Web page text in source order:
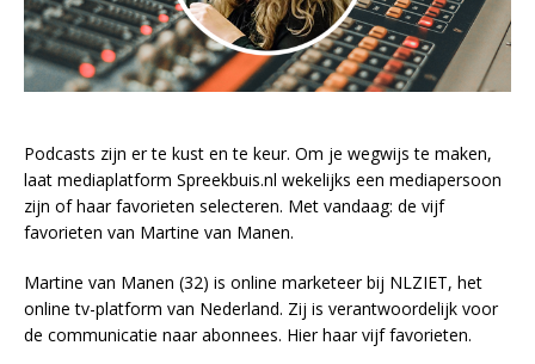
Podcasts zijn er te kust en te keur. Om je wegwijs te maken,
laat mediaplatform Spreekbuis.nl wekelijks een mediapersoon
zijn of haar favorieten selecteren. Met vandaag: de vijf
favorieten van Martine van Manen.
Martine van Manen (32) is online marketeer bij NLZIET, het
online tv-platform van Nederland. Zij is verantwoordelijk voor
de communicatie naar abonnees. Hier haar vijf favorieten.